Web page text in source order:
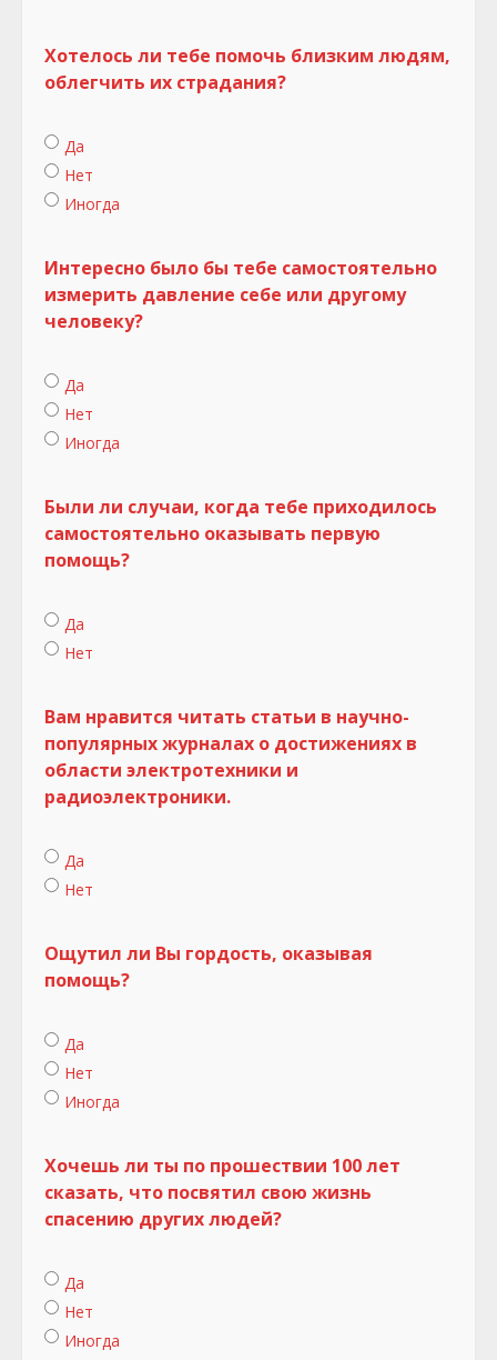
Хотелось ли тебе помочь близким людям,
облегчить их страдания?
Да
Нет
Иногда
Интересно было бы тебе самостоятельно
измерить давление себе или другому
человеку?
Да
Нет
Иногда
Были ли случаи, когда тебе приходилось
самостоятельно оказывать первую
помощь?
Да
Нет
Вам нравится читать статьи в научно-
популярных журналах о достижениях в
области электротехники и
радиоэлектроники.
Да
Нет
Ощутил ли Вы гордость, оказывая
помощь?
Да
Нет
Иногда
Хочешь ли ты по прошествии 100 лет
сказать, что посвятил свою жизнь
спасению других людей?
Да
Нет
Иногда